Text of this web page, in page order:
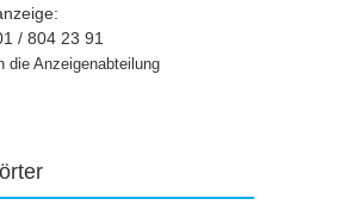
/ 804 23 91
die Anzeigenabteilung